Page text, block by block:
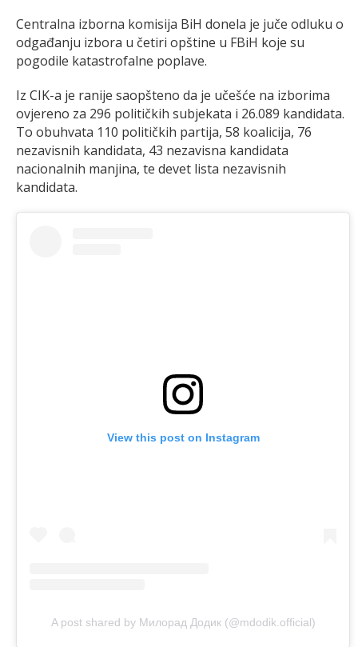
Centralna izborna komisija BiH donela je juče odluku o
odgađanju izbora u četiri opštine u FBiH koje su
pogodile katastrofalne poplave.
Iz CIK-a je ranije saopšteno da je učešće na izborima
ovjereno za 296 političkih subjekata i 26.089 kandidata.
To obuhvata 110 političkih partija, 58 koalicija, 76
nezavisnih kandidata, 43 nezavisna kandidata
nacionalnih manjina, te devet lista nezavisnih
kandidata.
View this post on Instagram
A post shared by Милорад Додик (@mdodik.official)